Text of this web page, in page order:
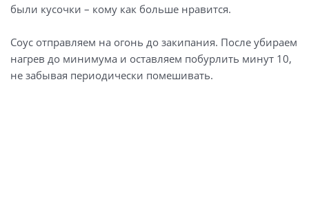
были кусочки – кому как больше нравится.
Соус отправляем на огонь до закипания. После убираем
нагрев до минимума и оставляем побурлить минут 10,
не забывая периодически помешивать.